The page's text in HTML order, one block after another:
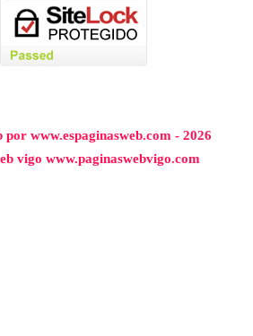
por www.espaginasweb.com - 2026
vigo www.paginaswebvigo.com